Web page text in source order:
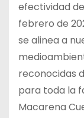
efectividad
febrero de
se alinea a
reconocidas
para toda la
Macarena